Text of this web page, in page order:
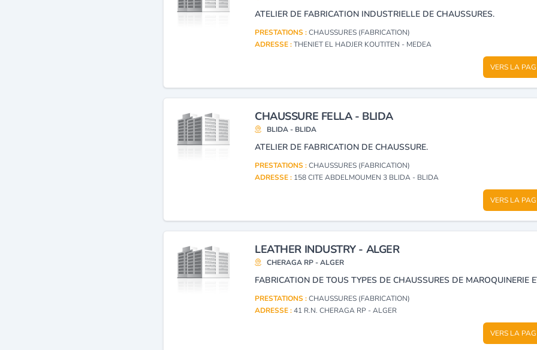
ATELIER DE FABRICATION INDUSTRIELLE DE CHAUSSURES.
PRESTATIONS :CHAUSSURES (FABRICATION)
ADRESSE :THENIET EL HADJER KOUTITEN - MEDEA
VERS LA
CHAUSSURE FELLA - BLIDA
BLIDA - BLIDA
ATELIER DE FABRICATION DE CHAUSSURE.
PRESTATIONS :CHAUSSURES (FABRICATION)
ADRESSE : 158 CITE ABDELMOUMEN 3 BLIDA - BLIDA
VERS LA
LEATHER INDUSTRY - ALGER
CHERAGA RP - ALGER
PRESTATIONS :CHAUSSURES (FABRICATION)
ADRESSE :41 R.N. CHERAGA RP - ALGER
VERS LA